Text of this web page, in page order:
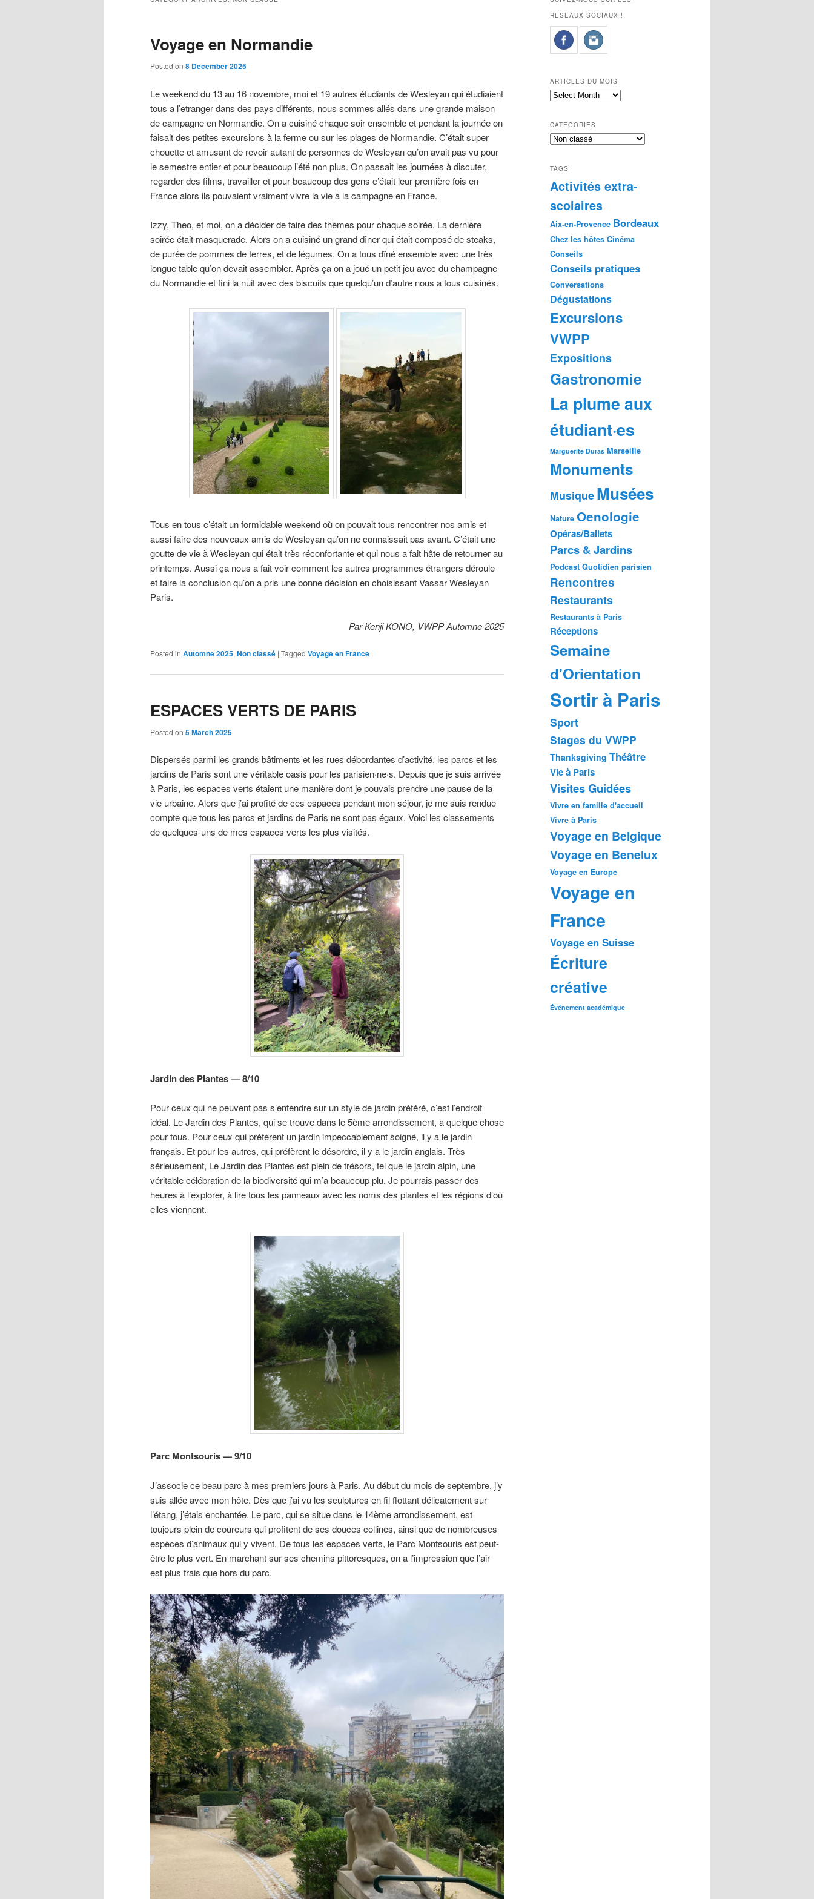
Voyage en Normandie
Posted on 8 December 2025
Le weekend du 13 au 16 novembre, moi et 19 autres étudiants de Wesleyan qui étudiaient
tous a l’etranger dans des pays différents, nous sommes allés dans une grande maison
de campagne en Normandie. On a cuisiné chaque soir ensemble et pendant la journée on
faisait des petites excursions à la ferme ou sur les plages de Normandie. C’était super
chouette et amusant de revoir autant de personnes de Wesleyan qu’on avait pas vu pour
le semestre entier et pour beaucoup l’été non plus. On passait les journées à discuter,
regarder des films, travailler et pour beaucoup des gens c’était leur première fois en
France alors ils pouvaient vraiment vivre la vie à la campagne en France.
Izzy, Theo, et moi, on a décider de faire des thèmes pour chaque soirée. La dernière
soirée était masquerade. Alors on a cuisiné un grand dîner qui était composé de steaks,
de purée de pommes de terres, et de légumes. On a tous dîné ensemble avec une très
longue table qu’on devait assembler. Après ça on a joué un petit jeu avec du champagne
du Normandie et fini la nuit avec des biscuits que quelqu’un d’autre nous a tous cuisinés.
Tous en tous c’était un formidable weekend où on pouvait tous rencontrer nos amis et
aussi faire des nouveaux amis de Wesleyan qu’on ne connaissait pas avant. C’était une
goutte de vie à Wesleyan qui était très réconfortante et qui nous a fait hâte de retourner au
printemps. Aussi ça nous a fait voir comment les autres programmes étrangers déroule
et faire la conclusion qu’on a pris une bonne décision en choisissant Vassar Wesleyan
Paris.
Par Kenji KONO, VWPP Automne 2025
Posted in Automne 2025,Non classé | Tagged Voyage en France
ESPACES VERTS DE PARIS
Posted on 5 March 2025
Dispersés parmi les grands bâtiments et les rues débordantes d’activité, les parcs et les
jardins de Paris sont une véritable oasis pour les parisien·ne·s. Depuis que je suis arrivée
à Paris, les espaces verts étaient une manière dont je pouvais prendre une pause de la
vie urbaine. Alors que j’ai profité de ces espaces pendant mon séjour, je me suis rendue
compte que tous les parcs et jardins de Paris ne sont pas égaux. Voici les classements
de quelques-uns de mes espaces verts les plus visités.
Jardin des Plantes — 8/10
Pour ceux qui ne peuvent pas s’entendre sur un style de jardin préféré, c’est l’endroit
idéal. Le Jardin des Plantes, qui se trouve dans le 5ème arrondissement, a quelque chose
pour tous. Pour ceux qui préfèrent un jardin impeccablement soigné, il y a le jardin
français. Et pour les autres, qui préfèrent le désordre, il y a le jardin anglais. Très
sérieusement, Le Jardin des Plantes est plein de trésors, tel que le jardin alpin, une
véritable célébration de la biodiversité qui m’a beaucoup plu. Je pourrais passer des
heures à l’explorer, à lire tous les panneaux avec les noms des plantes et les régions d’où
elles viennent.
Parc Montsouris — 9/10
J’associe ce beau parc à mes premiers jours à Paris. Au début du mois de septembre, j’y
suis allée avec mon hôte. Dès que j’ai vu les sculptures en fil flottant délicatement sur
l’étang, j’étais enchantée. Le parc, qui se situe dans le 14ème arrondissement, est
toujours plein de coureurs qui profitent de ses douces collines, ainsi que de nombreuses
espèces d’animaux qui y vivent. De tous les espaces verts, le Parc Montsouris est peut-
être le plus vert. En marchant sur ses chemins pittoresques, on a l’impression que l’air
est plus frais que hors du parc.
RÉSEAUX SOCIAUX !
ARTICLES DU MOIS
Articles
CATEGORIES
Categories
TAGS
Activités extra-
scolaires
Aix-en-Provence Bordeaux
Chez les hôtes Cinéma
Conseils
Conseils pratiques
Conversations
Dégustations
Excursions
VWPP
Expositions
Gastronomie
La plume aux
étudiant·es
Marguerite Duras Marseille
Monuments
MusiqueMusées
Nature Oenologie
Opéras/Ballets
Parcs & Jardins
Podcast Quotidien parisien
Rencontres
Restaurants
Restaurants à Paris
Réceptions
Semaine
d'Orientation
Sortir à Paris
Sport
Stages du VWPP
Thanksgiving Théâtre
Vie à Paris
Visites Guidées
Vivre en famille d'accueil
Vivre à Paris
Voyage en Belgique
Voyage en Benelux
Voyage en Europe
Voyage en
France
Voyage en Suisse
Écriture
créative
Événement académique